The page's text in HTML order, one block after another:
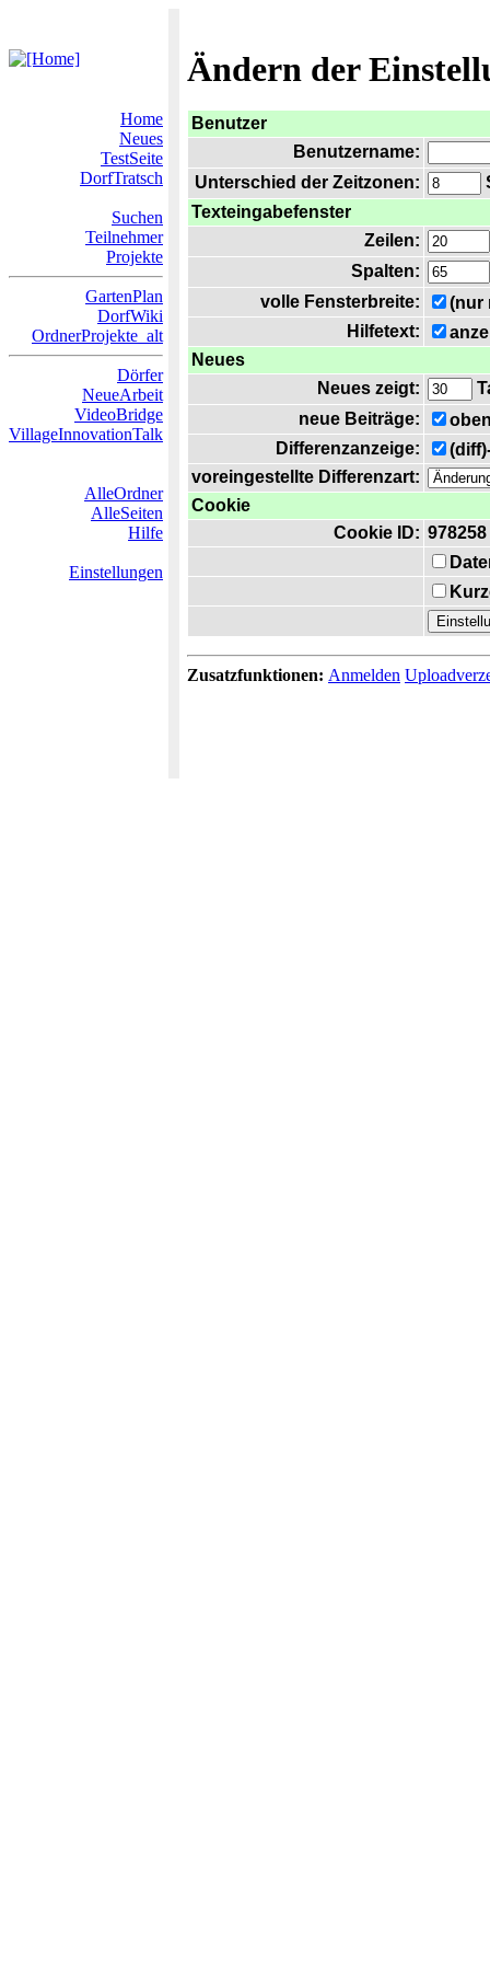
Ändern der
Home
Neues
TestSeite
DorfTratsch
Suchen
Teilnehmer
Projekte
GartenPlan
DorfWiki
OrdnerProjekte_alt
Dörfer
NeueArbeit
VideoBridge
VillageInnovationTalk
AlleOrdner
AlleSeiten
Hilfe
Einstellungen
Benutzer
Benutzername:
Unterschied der Zeitzonen:
Texteingabefenster
Zeilen:
Spalten:
volle Fensterbreite:
(nur
Hilfetext:
Neues
Neues zeigt:
neue Beiträge:
Differenzanzeige:
voreingestellte Differenzart:
Cookie
Cookie ID: 978258
Zusatzfunktionen: Anmelden